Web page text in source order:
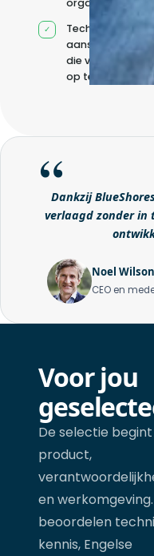
organisatie
Technische
aansturing
die volledig
op te bouwen
Dankzij
verlaagd zonder in
Noel Wilson
CEO en
Voor jou
De selectie begint
product,
en
beoordelen
kennis, Engelse